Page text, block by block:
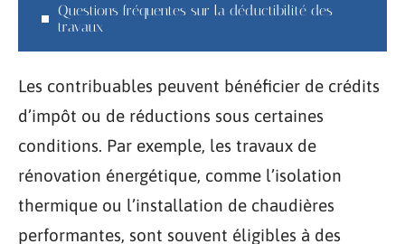
Questions fréquentes sur la déductibilité des
travaux
Les contribuables peuvent bénéficier de crédits
d’impôt ou de réductions sous certaines
conditions. Par exemple, les travaux de
rénovation énergétique, comme l’isolation
thermique ou l’installation de chaudières
performantes, sont souvent éligibles à des